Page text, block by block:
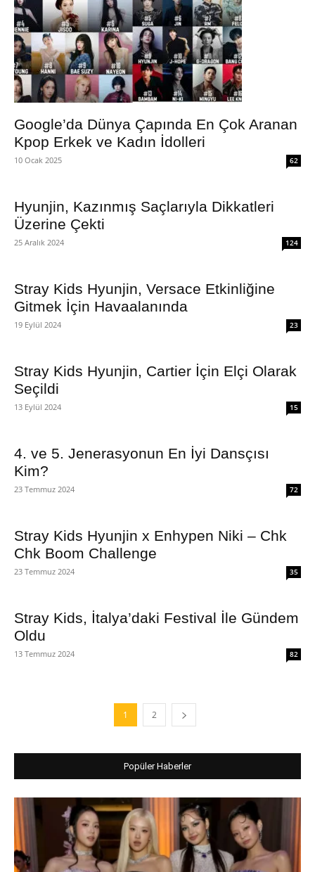
Google’da Dünya Çapında En Çok Aranan
Kpop Erkek ve Kadın İdolleri
10 Ocak 2025 62
Hyunjin, Kazınmış Saçlarıyla Dikkatleri
Üzerine Çekti
25 Aralık 2024 124
Stray Kids Hyunjin, Versace Etkinliğine
Gitmek İçin Havaalanında
19 Eylül 2024 23
Stray Kids Hyunjin, Cartier İçin Elçi Olarak
Seçildi
13 Eylül 2024 15
4. ve 5. Jenerasyonun En İyi Dansçısı
Kim?
23 Temmuz 2024 72
Stray Kids Hyunjin x Enhypen Niki – Chk
Chk Boom Challenge
23 Temmuz 2024 35
Stray Kids, İtalya’daki Festival İle Gündem
Oldu
13 Temmuz 2024 82
1 2
Popüler Haberler